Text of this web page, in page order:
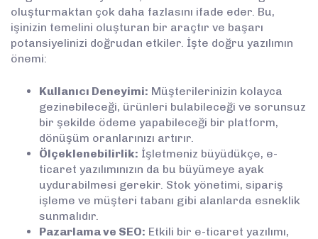
oluşturmaktan çok daha fazlasını ifade eder. Bu,
işinizin temelini oluşturan bir araçtır ve başarı
potansiyelinizi doğrudan etkiler. İşte doğru yazılımın
önemi:
Kullanıcı Deneyimi: Müşterilerinizin kolayca
gezinebileceği, ürünleri bulabileceği ve sorunsuz
bir şekilde ödeme yapabileceği bir platform,
dönüşüm oranlarınızı artırır.
Ölçeklenebilirlik: İşletmeniz büyüdükçe, e-
ticaret yazılımınızın da bu büyümeye ayak
uydurabilmesi gerekir. Stok yönetimi, sipariş
işleme ve müşteri tabanı gibi alanlarda esneklik
sunmalıdır.
Pazarlama ve SEO: Etkili bir e-ticaret yazılımı,